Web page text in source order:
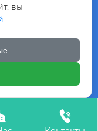
ЦИНДАО

вы